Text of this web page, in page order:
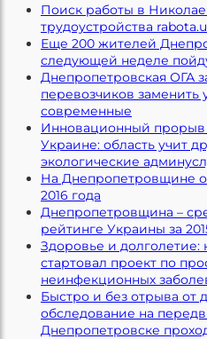
Поиск работы в
трудоустройства
Еще 200 жителей
следующей неделе
Днепропетровская ОГА
перевозчиков
современные
Инновационный
Украине: область учит
экологические
На Днепропетровщине
2016 года
Днепропетровщина –
рейтинге Украины за
Здоровье и
стартовал проект по
неинфекционных
Быстро и без отрыва от
обследование на
Днепропетровске